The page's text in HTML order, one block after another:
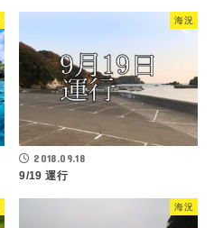
海況
2018.09.18
9/19 運行
海況